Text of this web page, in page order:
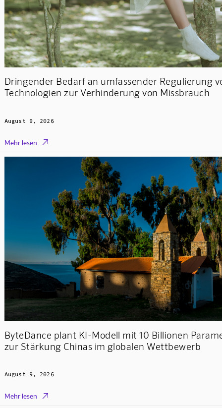
Dringender Bedarf an umfassender Regulierung
Technologien zur Verhinderung von Missbrauch
August 9, 2026
Mehr lesen 
ByteDance plant KI-Modell mit 10 Billionen
zur Stärkung Chinas im globalen Wettbewerb
August 9, 2026
Mehr lesen 